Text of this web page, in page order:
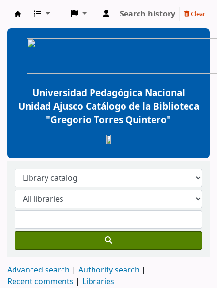
BiblioGTQ
Search history Clear
Universidad Pedagógica Nacional
Unidad Ajusco Catálogo de la Biblioteca
"Gregorio Torres Quintero"
Advanced search
Authority search
Recent comments
Libraries